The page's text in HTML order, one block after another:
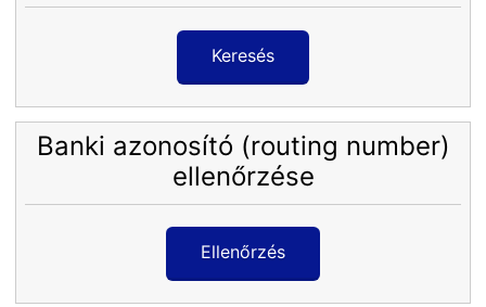
Keresés
Banki azonosító (routing number)
ellenőrzése
Ellenőrzés